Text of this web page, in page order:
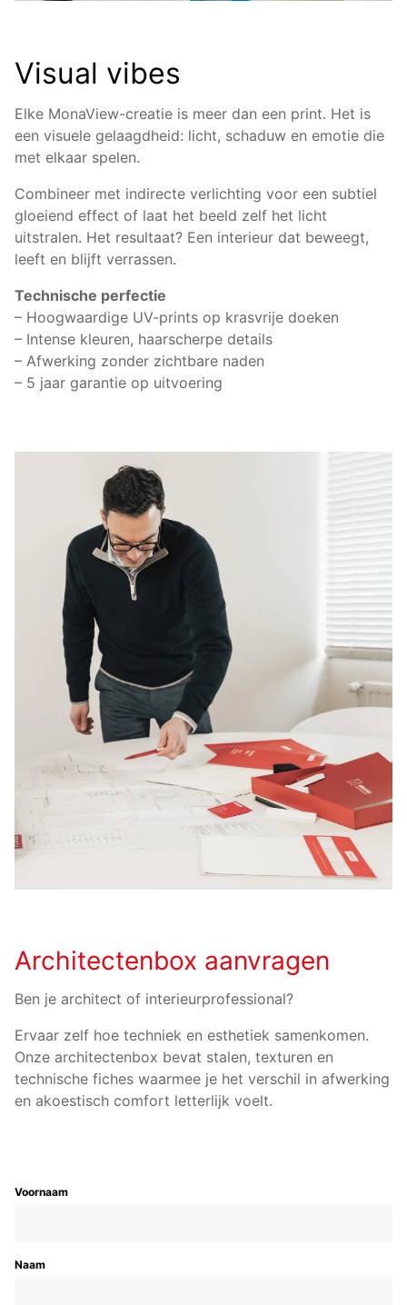
Visual vibes
Elke MonaView-creatie is meer dan een print. Het is
een visuele gelaagdheid: licht, schaduw en emotie die
met elkaar spelen.
Combineer met indirecte verlichting voor een subtiel
gloeiend effect of laat het beeld zelf het licht
uitstralen. Het resultaat? Een interieur dat beweegt,
leeft en blijft verrassen.
Technische perfectie
– Hoogwaardige UV-prints op krasvrije doeken
– Intense kleuren, haarscherpe details
– Afwerking zonder zichtbare naden
– 5 jaar garantie op uitvoering
Architectenbox aanvragen
Ben je architect of interieurprofessional?
Ervaar zelf hoe techniek en esthetiek samenkomen.
Onze architectenbox bevat stalen, texturen en
technische fiches waarmee je het verschil in afwerking
en akoestisch comfort letterlijk voelt.
Voornaam
Naam